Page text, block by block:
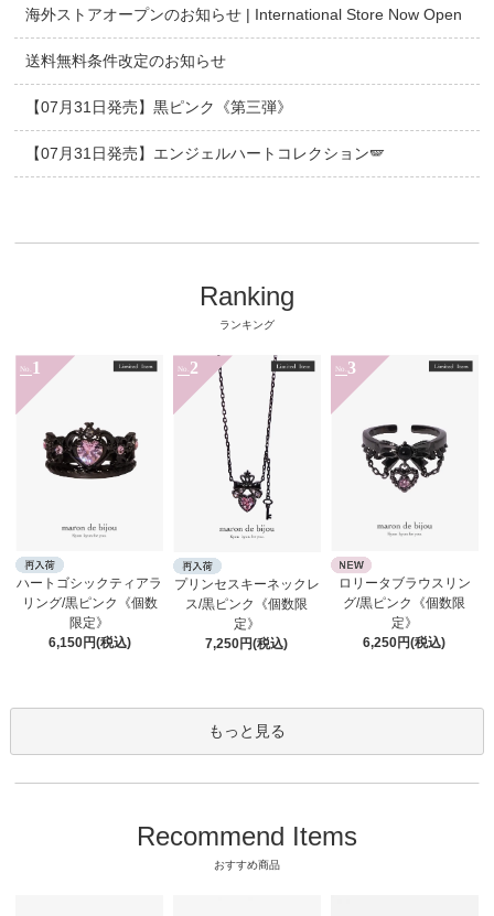
海外ストアオープンのお知らせ | International Store Now Open
送料無料条件改定のお知らせ
【07月31日発売】黒ピンク《第三弾》
【07月31日発売】エンジェルハートコレクション🪽
Ranking
ランキング
No. 1
ハートゴシックティアラ
リング/黒ピンク《個数
限定》
6,150円(税込)
No. 2
プリンセスキーネックレ
ス/黒ピンク《個数限
定》
7,250円(税込)
No. 3
ロリータブラウスリン
グ/黒ピンク《個数限
定》
6,250円(税込)
もっと見る
Recommend Items
おすすめ商品